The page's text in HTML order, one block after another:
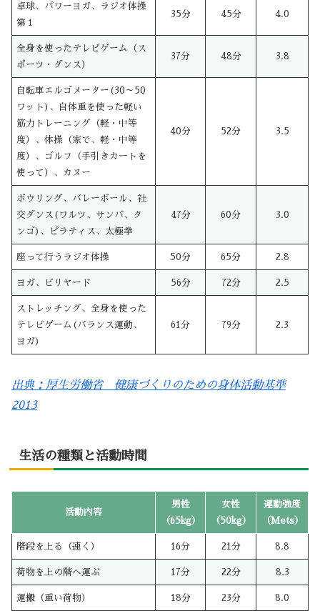
卓球、パワーヨガ、ラジオ体操
第１
35分 45分 4.0
全身を使ったテレビゲーム（ス
ポーツ・ダンス）
37分 48分 3.8
自転車エルゴメーター(30～50
ワット)、自体重を使った軽い
筋力トレーニング（軽・中等
度）、体操（家で、軽・中等
度）、ゴルフ（手引きカートを
使って）、カヌー
40分 52分 3.5
ボウリング、バレーボール、社
交ダンス(ワルツ、サンバ、タ
ンゴ)、ピラティス、太極拳
47分 60分 3.0
座って行うラジオ体操 50分 65分 2.8
ヨガ、ビリヤード 56分 72分 2.5
ストレッチング、全身を使った
テレビゲーム(バランス運動、
ヨガ)
61分 79分 2.3
出典：厚生労働省 健康づくりのための身体活動基準
2013
生活の種類と活動時間
活動内容
男性
（65kg）
女性
（50kg）
運動強度
（Mets）
階段を上る（速く） 16分 21分 8.8
荷物を上の階へ運ぶ 17分 22分 8.3
運搬（重い荷物） 18分 23分 8.0